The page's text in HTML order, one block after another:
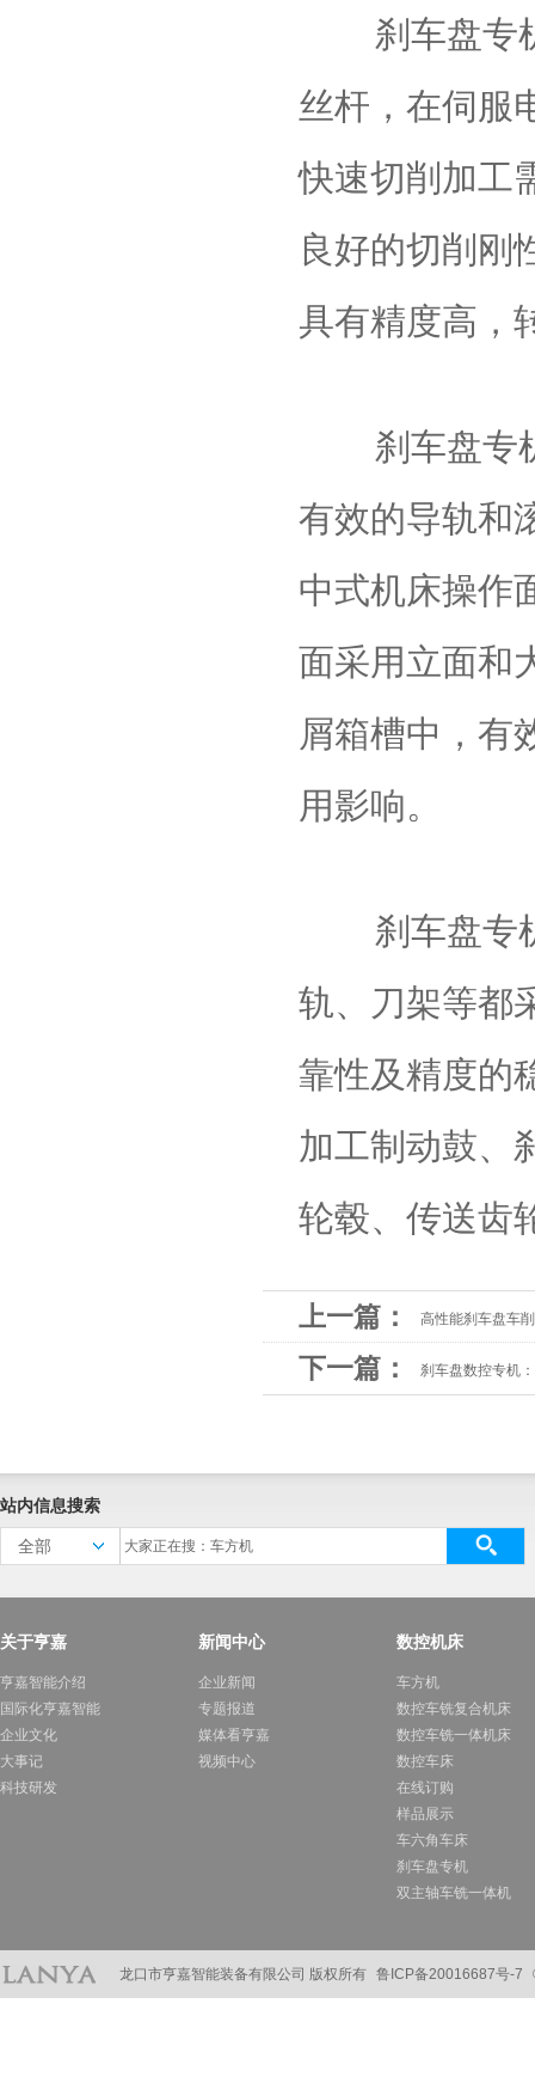
刹车盘专机
丝杆，在伺服
快速切削加工
良好的切削刚
具有精度高，
刹车盘专机
有效的导轨和
中式机床操作
面采用立面和
屑箱槽中，有
用影响。
刹车盘专机
轨、刀架等都
靠性及精度的
加工制动鼓、
轮毂、传送齿
上一篇： 高性能刹车盘车
下一篇： 刹车盘数控专机
站内信息搜索
全部
关于亨嘉
亨嘉智能介绍
国际化亨嘉智能
企业文化
大事记
科技研发
新闻中心
企业新闻
专题报道
媒体看亨嘉
视频中心
数控机床
车方机
数控车铣复合机床
数控车铣一体机床
数控车床
在线订购
样品展示
车六角车床
刹车盘专机
双主轴车铣一体机
龙口市亨嘉智能装备有限公司 版权所有 鲁ICP备20016687号-7